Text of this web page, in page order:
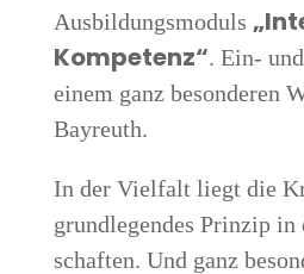
Aus­bil­dungs­mo­duls
Kom­pe­tenz“. Ein-
einem ganz beson­de­ren
Bayreuth.
In der Viel­falt liegt die
grund­le­gen­des Prin­zip
schaf­ten. Und ganz